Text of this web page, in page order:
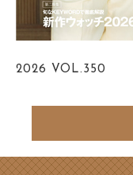
2026 VOL.350